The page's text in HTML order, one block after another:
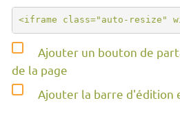
Ajouter un bouton de
de la page
Ajouter la barre d'édition